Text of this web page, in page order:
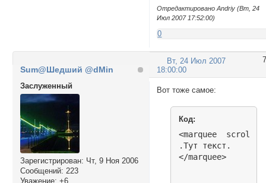
Отредактировано Andriy (Вт, 24
Июл 2007 17:52:00)
0
7
Вт, 24 Июл 2007
18:00:00
Sum@Шедший @dMin
Заслуженный
Зарегистрирован: Чт, 9 Ноя 2006
Сообщений: 223
Уважение: +6
Вот тоже самое:
Код:
<marquee
.Тут текст.
</marquee>